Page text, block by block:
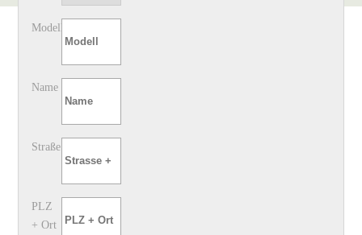
Modell
Name
Straße
PLZ
+ Ort